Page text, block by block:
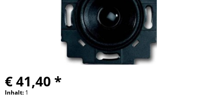
€ 41,40 *
Inhalt: 1